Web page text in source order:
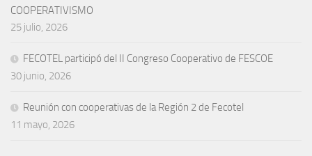
COOPERATIVISMO
25 julio, 2026
FECOTEL participó del II Congreso Cooperativo de FESCOE
30 junio, 2026
Reunión con cooperativas de la Región 2 de Fecotel
11 mayo, 2026